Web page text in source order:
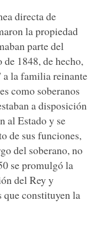
directa de
la propiedad
parte del
1848, de hecho,
a la familia reinante
como soberanos
a disposición
al Estado y se
de sus funciones,
del soberano, no
se promulgó la
del Rey y
constituyen la